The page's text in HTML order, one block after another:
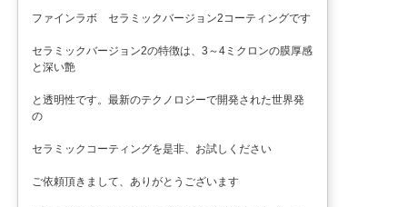
ファインラボ セラミックバージョン2コーティングです
セラミックバージョン2の特徴は、3～4ミクロンの膜厚感
と深い艶
と透明性です。最新のテクノロジーで開発された世界発
の
セラミックコーティングを是非、お試しください
ご依頼頂きまして、ありがとうございます